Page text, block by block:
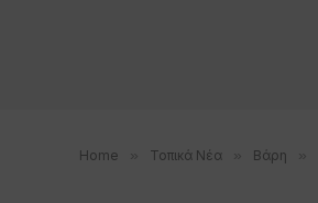
Home » Τοπικά Νέα » Βάρη »